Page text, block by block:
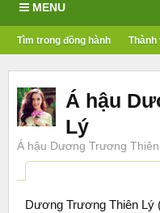
MENU
Tìm trong đồng hành Thành
Á hậu
Lý
Á hậu Dương Trương
Dương Trương Thiên Lý